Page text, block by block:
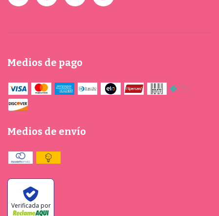
Medios de pago
Medios de envío
Verificada por